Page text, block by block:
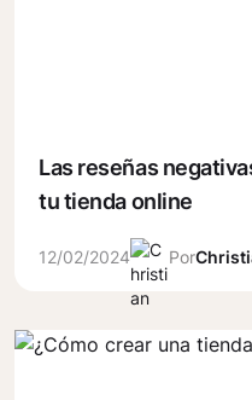
Las reseñas
tu tienda online
12/02/2024 Por